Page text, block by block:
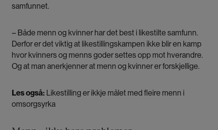
samfunnet.
– Både menn og kvinner har det best i likestilte samfunn.
Derfor er det viktig at likestillingskampen ikke blir en kamp
hvor kvinners og menns goder settes opp mot hverandre.
Og at man anerkjenner at menn og kvinner er forskjellige.
Les også: Likestilling er ikkje målet med fleire menn i
omsorgsyrka